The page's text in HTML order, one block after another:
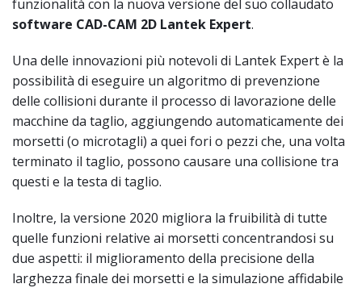
funzionalità con la nuova versione del suo collaudato
software CAD-CAM 2D Lantek Expert.
Una delle innovazioni più notevoli di Lantek Expert è la
possibilità di eseguire un algoritmo di prevenzione
delle collisioni durante il processo di lavorazione delle
macchine da taglio, aggiungendo automaticamente dei
morsetti (o microtagli) a quei fori o pezzi che, una volta
terminato il taglio, possono causare una collisione tra
questi e la testa di taglio.
Inoltre, la versione 2020 migliora la fruibilità di tutte
quelle funzioni relative ai morsetti concentrandosi su
due aspetti: il miglioramento della precisione della
larghezza finale dei morsetti e la simulazione affidabile